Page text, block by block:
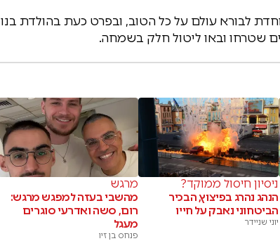
לבורא עולם על כל הטוב, ובפרט כעת בהולדת בנו
שטרחו ובאו ליטול חלק בשמחה.
ניסיון חיסול ממוקד?
הנהג נהרג בפיצוץ, הבכיר
הביטחוני נאבק על חייו
יוני שניידר
מרגש
מהשבי בעזה למפגש מרגש:
רום, סשה ואדרעי סוגרים
מעגל
פנחס בן זיו